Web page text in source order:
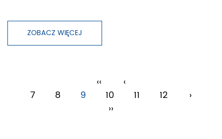
ZOBACZ WIĘCEJ
‹‹
‹
7
8 9 10 11 12
›
››